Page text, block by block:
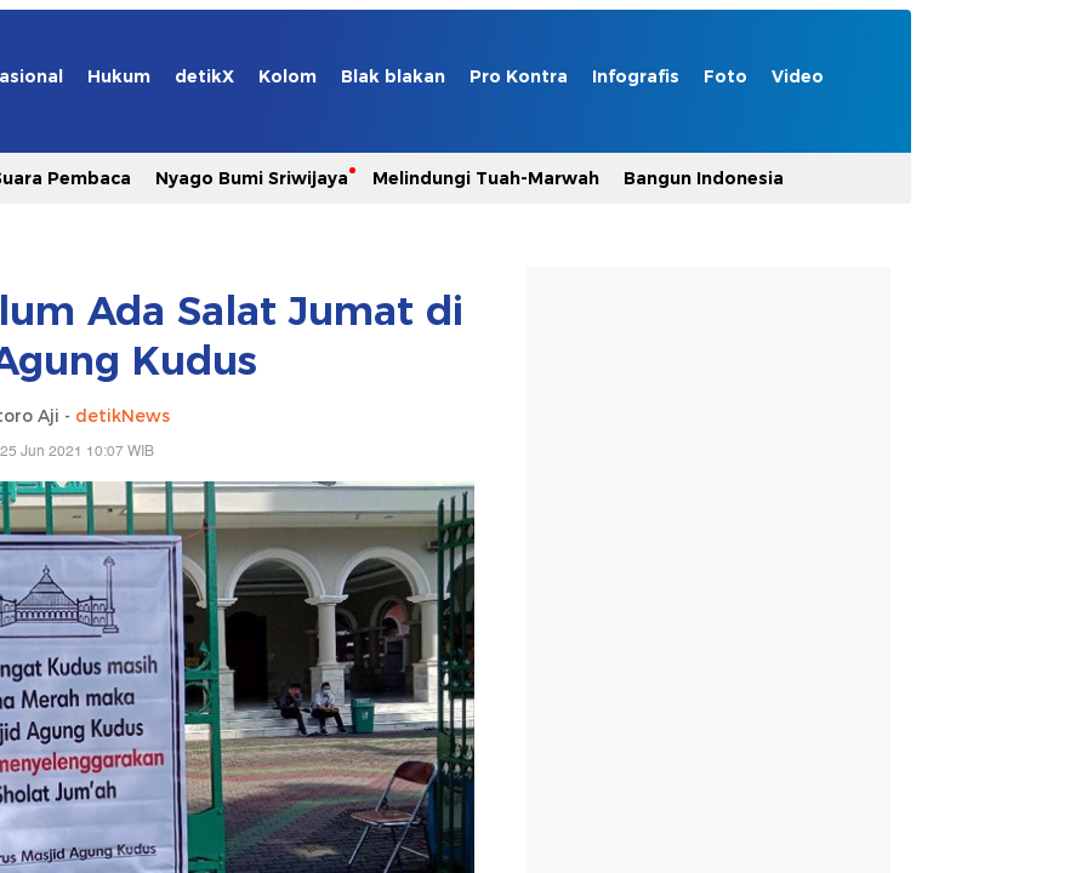
Hukum detikX Kolom Blak blakan Pro Kontra Infografis Foto Video
Pembaca Nyago Bumi Sriwijaya Melindungi Tuah-Marwah Bangun Indonesia
Ada Salat Jumat di
Kudus
Aji - detikNews
Jun 2021 10:07 WIB